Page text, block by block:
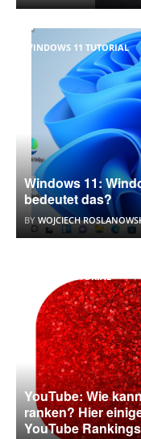
WINDOWS 11 TUTORIAL
Windows 11:
bedeutet das?
BY WOJCIECH
YOUTUBE TUTORIAL
YouTube: Wie
ranken? Hier
YouTube Rankings